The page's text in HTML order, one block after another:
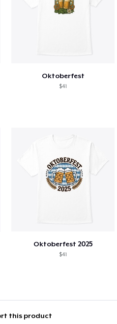
Oktoberfest
$41
Oktoberfest 2025
$41
this product